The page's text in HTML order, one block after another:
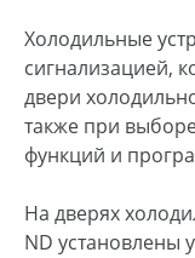
Холодильные
сигнализацией,
двери
также при
функций и
На дверях
ND установлены